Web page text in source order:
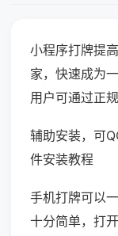
小程序打牌提
家，快速成为
用户可通过正
辅助安装，可
件安装教程
手机打牌可以
十分简单，打